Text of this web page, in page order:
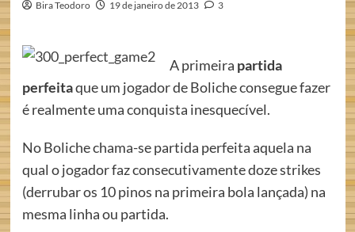
Bira Teodoro 19 de janeiro de 2013 3
A primeira partida
perfeitaque um jogador de Boliche consegue fazer
é realmente uma conquista inesquecível.
No Boliche chama-se partida perfeita aquela na
qual o jogador faz consecutivamente doze strikes
(derrubar os 10 pinos na primeira bola lançada) na
mesma linha ou partida.